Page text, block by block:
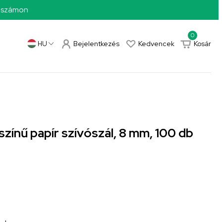
HU Bejelentkezés Kedvencek
0
Kosár
papír szívószál, 8 mm, 100 db